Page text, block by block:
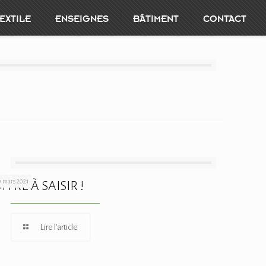
ENSEIGNES BÂTIMENT CONTACT
mars 2021 À SAISIR !
Lire l'article